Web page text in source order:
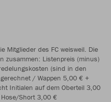
Mitglieder des FC weisweil. Die
zusammen: Listenpreis (minus)
(sind in den
/ Wappen 5,00 € +
Initialen auf dem Oberteil 3,00
Short 3,00 €